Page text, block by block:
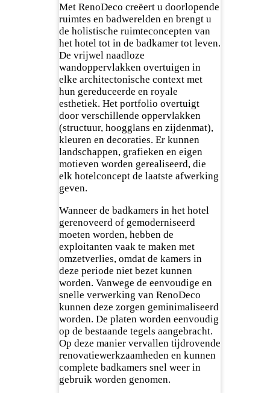
Met RenoDeco creëert u doorlopende
ruimtes en badwerelden en brengt u
de holistische ruimteconcepten van
het hotel tot in de badkamer tot leven.
De vrijwel naadloze
wandoppervlakken overtuigen in
elke architectonische context met
hun gereduceerde en royale
esthetiek. Het portfolio overtuigt
door verschillende oppervlakken
(structuur, hoogglans en zijdenmat),
kleuren en decoraties. Er kunnen
landschappen, grafieken en eigen
motieven worden gerealiseerd, die
elk hotelconcept de laatste afwerking
geven.
Wanneer de badkamers in het hotel
gerenoveerd of gemoderniseerd
moeten worden, hebben de
exploitanten vaak te maken met
omzetverlies, omdat de kamers in
deze periode niet bezet kunnen
worden. Vanwege de eenvoudige en
snelle verwerking van RenoDeco
kunnen deze zorgen geminimaliseerd
worden. De platen worden eenvoudig
op de bestaande tegels aangebracht.
Op deze manier vervallen tijdrovende
renovatiewerkzaamheden en kunnen
complete badkamers snel weer in
gebruik worden genomen.